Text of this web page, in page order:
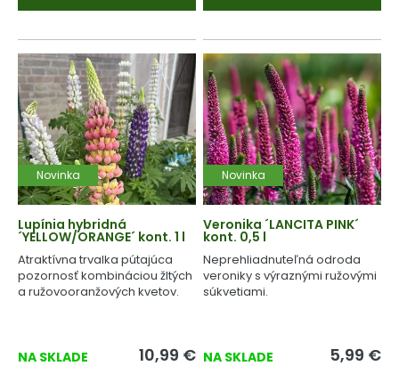
Novinka
Lupínia hybridná
´YELLOW/ORANGE´ kont. 1 l
Atraktívna trvalka pútajúca
pozornosť kombináciou žltých
a ružovooranžových kvetov.
NA SKLADE 10,99 €
Novinka
Veronika ´LANCITA PINK´
kont. 0,5 l
Neprehliadnuteľná odroda
veroniky s výraznými ružovými
súkvetiami.
NA SKLADE 5,99 €